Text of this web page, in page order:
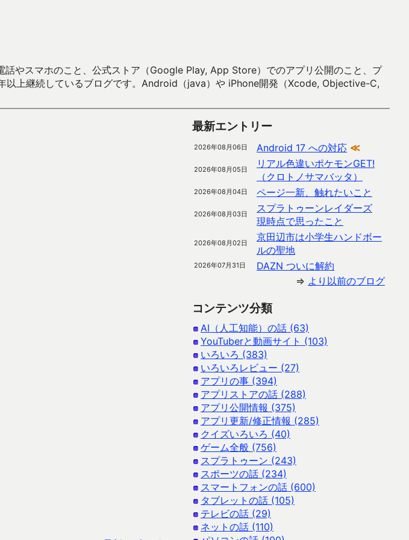
やスマホのこと、公式ストア（Google Play, App Store）でのアプリ公開のこと、プ
以上継続しているブログです。Android（java）や iPhone開発（Xcode, Objective-C,
最新エントリー
2026年08月06日 Android 17 への対応 ≪
2026年08月05日
リアル色違いポケモンGET!
（クロトノサマバッタ）
2026年08月04日 ページ一新、触れたいこと
2026年08月03日
スプラトゥーンレイダーズ
現時点で思ったこと
2026年08月02日
京田辺市は小学生ハンドボー
ルの聖地
2026年07月31日
DAZN ついに解約
⇒ より以前のブログ
コンテンツ分類
AI（人工知能）の話 (63)
YouTuberと動画サイト (103)
いろいろ (383)
いろいろレビュー (27)
アプリの事 (394)
アプリストアの話 (288)
アプリ公開情報 (375)
アプリ更新/修正情報 (285)
クイズいろいろ (40)
ゲーム全般 (756)
スプラトゥーン (243)
スポーツの話 (234)
スマートフォンの話 (600)
タブレットの話 (105)
テレビの話 (29)
ネットの話 (110)